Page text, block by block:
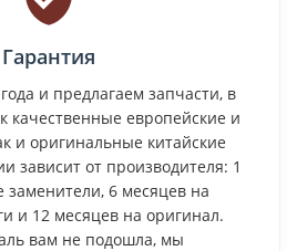
Гарантия
и предлагаем запчасти, в
качественные европейские и
и оригинальные китайские
зависит от производителя: 1
6 месяцев на
и 12 месяцев на оригинал.
вам не подошла, мы